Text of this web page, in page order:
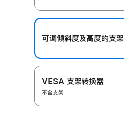
可调倾斜度及高‍度的支‍架
VESA 支架转换器
不含支架